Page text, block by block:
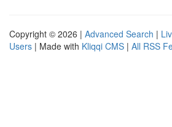
Copyright © 2026 | Advanced Search |
Users | Made with Kliqqi CMS | All RSS